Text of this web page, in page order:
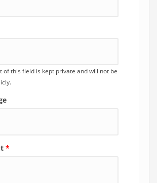
of this field is kept private and will not be
*